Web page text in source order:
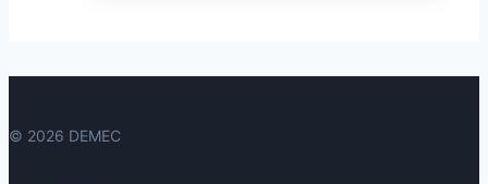
© 2026 DEMEC